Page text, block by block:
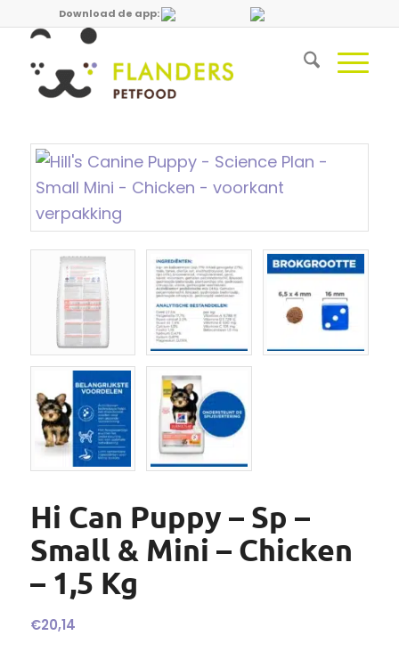
Download de app:
Hi Can Puppy – Sp –
Small & Mini – Chicken
– 1,5 Kg
€20,14